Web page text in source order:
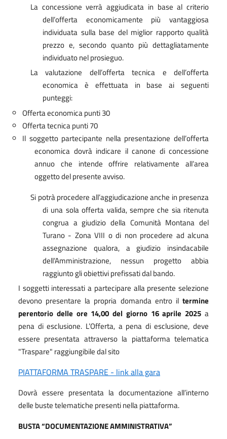
La concessione verrà aggiudicata in base al criterio
dell’offerta economicamente più vantaggiosa
individuata sulla base del miglior rapporto qualità
prezzo e, secondo quanto più dettagliatamente
individuato nel prosieguo.
La valutazione dell’offerta tecnica e dell’offerta
economica è effettuata in base ai seguenti
punteggi:
Offerta economica punti 30
Offerta tecnica punti 70
Il soggetto partecipante nella presentazione dell’offerta
economica dovrà indicare il canone di concessione
annuo che intende offrire relativamente all’area
oggetto del presente avviso.
Si potrà procedere all’aggiudicazione anche in presenza
di una sola offerta valida, sempre che sia ritenuta
congrua a giudizio della Comunità Montana del
Turano - Zona VIII o di non procedere ad alcuna
assegnazione qualora, a giudizio insindacabile
dell’Amministrazione, nessun progetto abbia
raggiunto gli obiettivi prefissati dal bando.
I soggetti interessati a partecipare alla presente selezione
devono presentare la propria domanda entro il termine
perentorio delle ore 14,00 del giorno 16 aprile 2025 a
pena di esclusione. L’Offerta, a pena di esclusione, deve
essere presentata attraverso la piattaforma telematica
"Traspare" raggiungibile dal sito
PIATTAFORMA TRASPARE - link alla gara
Dovrà essere presentata la documentazione all’interno
delle buste telematiche presenti nella piattaforma.
BUSTA “DOCUMENTAZIONE AMMINISTRATIVA”